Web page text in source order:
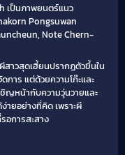
เป็นภาพยนตร์แนว
Pongsuwan
Note Chern-
สาวสุดเฮี้ยนปรากฏตัวขึ้นใน
การ แต่ด้วยความโก๊ะและ
ญหน้ากับความวุ่นวายและ
ายอย่างที่คิด เพราะผี
อการสะสาง